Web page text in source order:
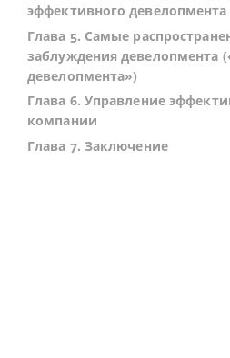
эффективного девелопмента
Глава 5. Самые
заблуждения девелопмента
девелопмента»)
Глава 6. Управление
компании
Глава 7. Заключение